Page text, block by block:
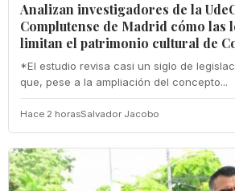
Analizan investigadores de la
Complutense de Madrid cómo las
limitan el patrimonio cultural de
*El estudio revisa casi un siglo de
que, pese a la ampliación del concepto...
Hace 2 horasSalvador Jacobo